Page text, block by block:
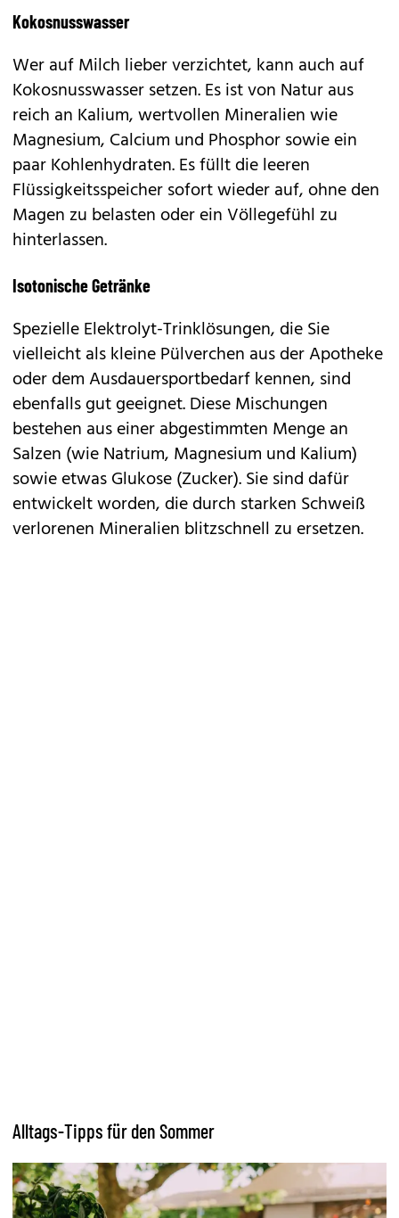
Kokosnusswasser
Wer auf Milch lieber verzichtet, kann auch auf
Kokosnusswasser setzen. Es ist von Natur aus
reich an Kalium, wertvollen Mineralien wie
Magnesium, Calcium und Phosphor sowie ein
paar Kohlenhydraten. Es füllt die leeren
Flüssigkeitsspeicher sofort wieder auf, ohne den
Magen zu belasten oder ein Völlegefühl zu
hinterlassen.
Isotonische Getränke
Spezielle Elektrolyt-Trinklösungen, die Sie
vielleicht als kleine Pülverchen aus der Apotheke
oder dem Ausdauersportbedarf kennen, sind
ebenfalls gut geeignet. Diese Mischungen
bestehen aus einer abgestimmten Menge an
Salzen (wie Natrium, Magnesium und Kalium)
sowie etwas Glukose (Zucker). Sie sind dafür
entwickelt worden, die durch starken Schweiß
verlorenen Mineralien blitzschnell zu ersetzen.
Alltags-Tipps für den Sommer